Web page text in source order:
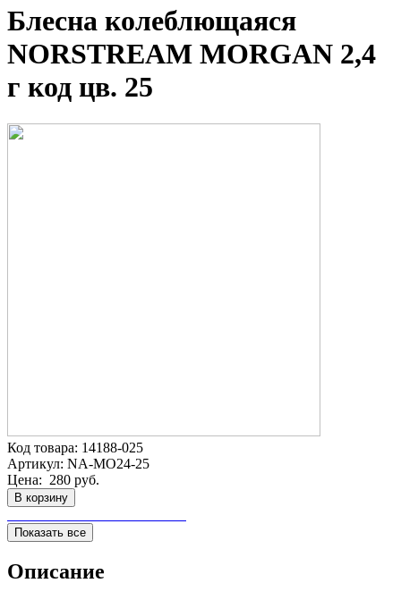
Блесна колеблющаяся
NORSTREAM MORGAN 2,4
г код цв. 25
Код товара: 14188-025
Артикул: NA-MO24-25
Цена: 280 руб.
В корзину
Показать все
Описание